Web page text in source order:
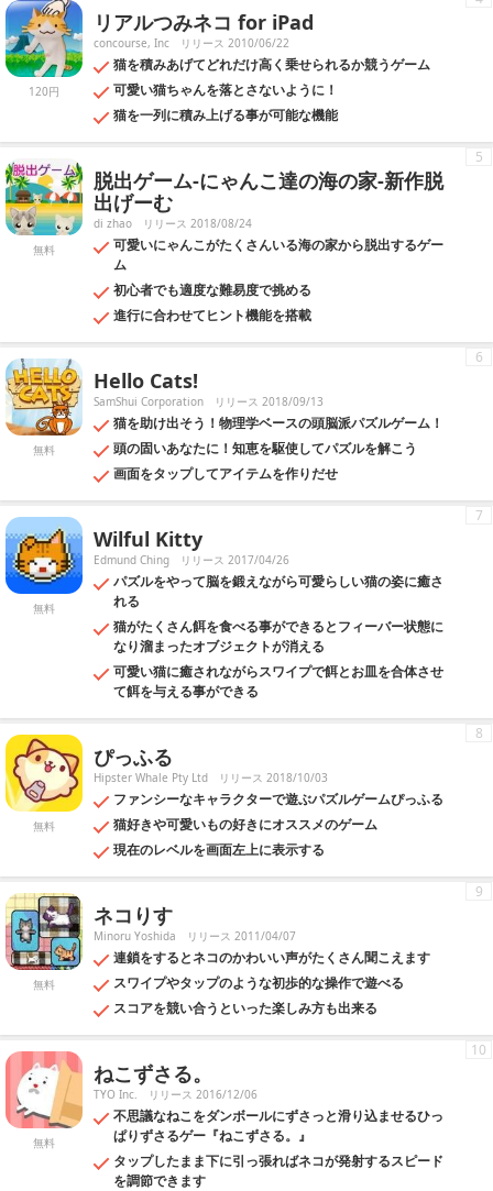
120円
リアルつみネコ for iPad
concourse, Inc リリース 2010/06/22
猫を積みあげてどれだけ高く乗せられるか競うゲーム
可愛い猫ちゃんを落とさないように！
猫を一列に積み上げる事が可能な機能
無料
脱出ゲーム-にゃんこ達の海の家-新作脱
出げーむ
di zhao リリース 2018/08/24
可愛いにゃんこがたくさんいる海の家から脱出するゲー
ム
初心者でも適度な難易度で挑める
進行に合わせてヒント機能を搭載
5
無料
Hello Cats!
SamShui Corporation リリース 2018/09/13
猫を助け出そう！物理学ベースの頭脳派パズルゲーム！
頭の固いあなたに！知恵を駆使してパズルを解こう
画面をタップしてアイテムを作りだせ
6
無料
Wilful Kitty
Edmund Ching リリース 2017/04/26
パズルをやって脳を鍛えながら可愛らしい猫の姿に癒さ
れる
猫がたくさん餌を食べる事ができるとフィーバー状態に
なり溜まったオブジェクトが消える
可愛い猫に癒されながらスワイプで餌とお皿を合体させ
て餌を与える事ができる
7
無料
ぴっふる
Hipster Whale Pty Ltd リリース 2018/10/03
ファンシーなキャラクターで遊ぶパズルゲームぴっふる
猫好きや可愛いもの好きにオススメのゲーム
現在のレベルを画面左上に表示する
8
無料
ネコりす
Minoru Yoshida リリース 2011/04/07
連鎖をするとネコのかわいい声がたくさん聞こえます
スワイプやタップのような初歩的な操作で遊べる
スコアを競い合うといった楽しみ方も出来る
9
無料
ねこずさる。
TYO Inc. リリース 2016/12/06
不思議なねこをダンボールにずさっと滑り込ませるひっ
ぱりずさるゲー『ねこずさる。』
タップしたまま下に引っ張ればネコが発射するスピード
を調節できます
10